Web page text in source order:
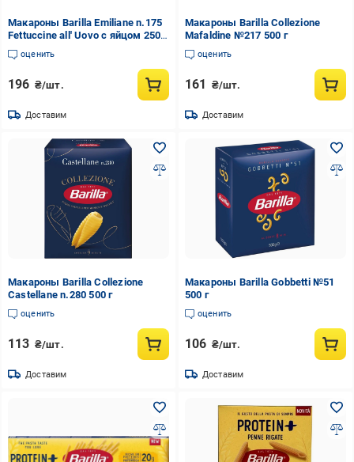
Макароны Barilla Emiliane n.175
Fettuccine all' Uovo с яйцом 250 г
(13894923)
оценить
196 ₴/шт.
Доставим
Макароны Barilla Collezione
Mafaldine №217 500 г
оценить
161 ₴/шт.
Доставим
Макароны Barilla Collezione
Castellane n.280 500 г
оценить
113 ₴/шт.
Доставим
Макароны Barilla Gobbetti №51
500 г
оценить
106 ₴/шт.
Доставим